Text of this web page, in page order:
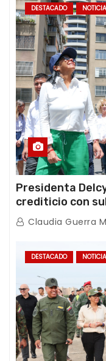
DESTACADO
Presidenta
crediticio con
con Juntas de
Claudia Guerra
DESTACADO